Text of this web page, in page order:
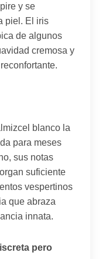
y se
piel. El iris
de algunos
cremosa y
blanco la
para meses
sus notas
suficiente
vespertinos
que abraza
innata.
pero